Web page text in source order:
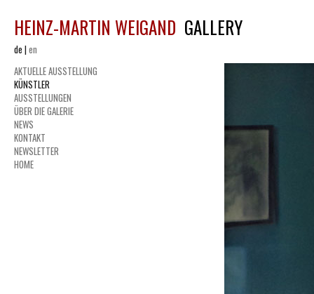
HEINZ-MARTIN WEIGAND GALLERY
de |en
AKTUELLE AUSSTELLUNG
KÜNSTLER
AUSSTELLUNGEN
ÜBER DIE GALERIE
NEWS
KONTAKT
NEWSLETTER
HOME